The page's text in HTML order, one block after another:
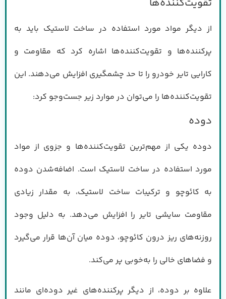
تقویت‌کننده‌ها
از دیگر مواد مورد استفاده در ساخت لاستیک باید به
پرکننده‌ها و تقویت‌کننده‌ها اشاره کرد که مقاومت و
کارایی تایر خودرو را تا حد چشمگیری افزایش می‌دهند. این
تقویت‌کننده‌ها را می‌توان در موارد زیر جست‌وجو کرد:
دوده
دوده یکی از مهم‌ترین تقویت‌کننده‌ها و جزوی از مواد
مورد استفاده در ساخت لاستیک است. اضافه‌شدن دوده
به کائوچو و ترکیبات ساخت لاستیک، به مقدار زیادی
مقاومت سایشی تایر را افزایش می‌دهد. به دلیل وجود
روزنه‌های ریز درون کائوچو، دوده میان آن‌ها قرار می‌گیرد
و فضاهای خالی را به‌خوبی پر می‌کند.
علاوه بر دوده، از دیگر پرکننده‌های غیر دوده‌ای مانند